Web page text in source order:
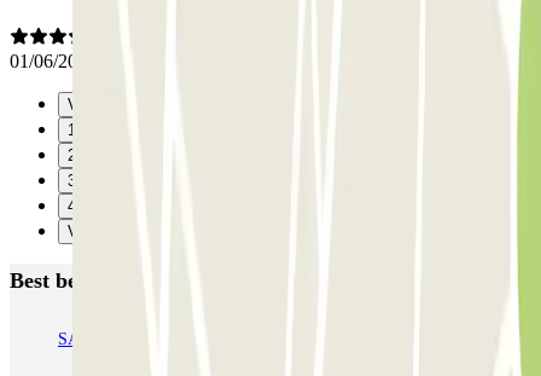
01/06/2026
Vorige
1
2
3
4
Verzenden
Best beoordeelde parkeergarages in Rome
SABA Piazza di Spagna - Villa Borghese